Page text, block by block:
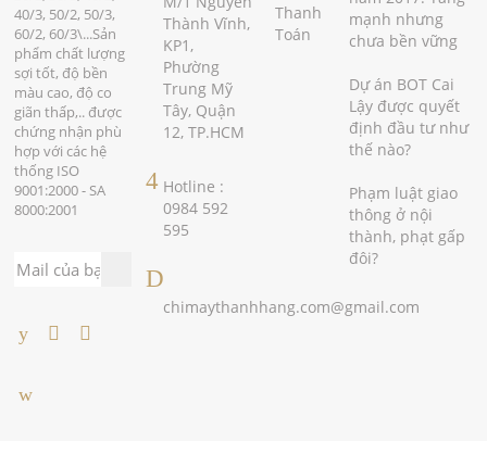
6,1% của
cùng kỳ
năm
2016.
40/3, 50/2, 50/3,
60/2, 60/3\...Sản
phẩm chất lượng
sợi tốt, độ bền
màu cao, độ co
giãn thấp,.. được
chứng nhận phù
hợp với các hệ
thống ISO
9001:2000 - SA
8000:2001
Thành Vĩnh,
KP1,
Phường
Trung Mỹ
Tây, Quận
12, TP.HCM
Hotline :
0984 592
595
chimaythanhhang.com@gmail.com
Thanh
Toán
mạnh nhưng
chưa bền vững
Dự án BOT Cai
Lậy được quyết
định đầu tư như
thế nào?
Phạm luật giao
thông ở nội
thành, phạt gấp
đôi?